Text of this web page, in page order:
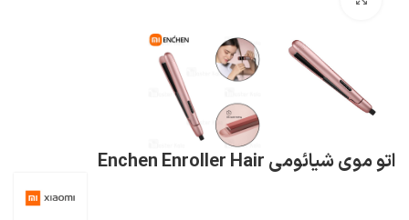
اتو موی شیائومی Enchen Enroller Hair